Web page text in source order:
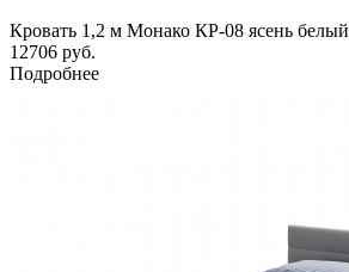
Кровать 1,2 м Монако КР-08 ясень белый
12706 руб.
Подробнее